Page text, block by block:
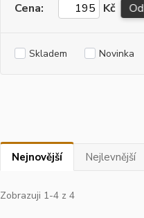
Cena: Kč Od
Skladem Novinka
Nejnovější Nejlevnější
Zobrazuji 1-4 z 4